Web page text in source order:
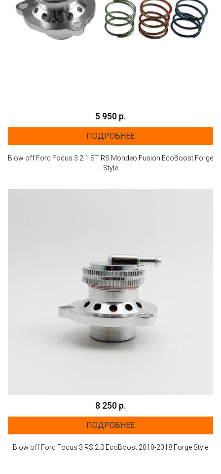
5 950 р.
ПОДРОБНЕЕ
Blow off Ford Focus 3 2 1 ST RS Mondeo Fusion EcoBoost Forge
Style
8 250 р.
ПОДРОБНЕЕ
Blow off Ford Focus 3 RS 2.3 EcoBoost 2010-2018 Forge Style